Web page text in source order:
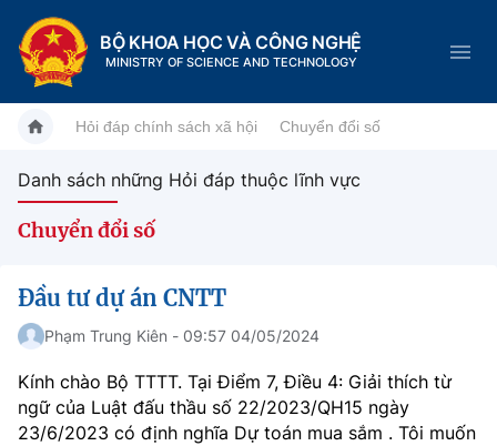
BỘ KHOA HỌC VÀ CÔNG NGHỆ
MINISTRY OF SCIENCE AND TECHNOLOGY
Danh mục
Cơ cấu tổ chức
Khoa học và Công nghệ
Dịch vụ công
Hỏi đáp chính sách xã hội Chuyển đổi số
Danh sách những Hỏi đáp thuộc lĩnh vực
Chuyển đổi số
Đầu tư dự án CNTT
Phạm Trung Kiên - 09:57 04/05/2024
Kính chào Bộ TTTT. Tại Điểm 7, Điều 4: Giải thích từ
ngữ của Luật đấu thầu số 22/2023/QH15 ngày
23/6/2023 có định nghĩa Dự toán mua sắm . Tôi muốn